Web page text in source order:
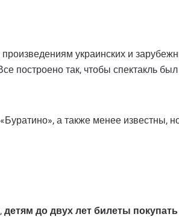
украинских и
построено так, чтобы спектакль был
а также менее известны,
детям до двух лет билеты